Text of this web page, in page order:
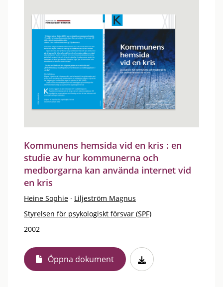
Kommunens hemsida vid en kris : en
studie av hur kommunerna och
medborgarna kan använda internet vid
en kris
Heine Sophie · Liljeström Magnus
Styrelsen för psykologiskt försvar (SPF)
2002
Öppna dokument